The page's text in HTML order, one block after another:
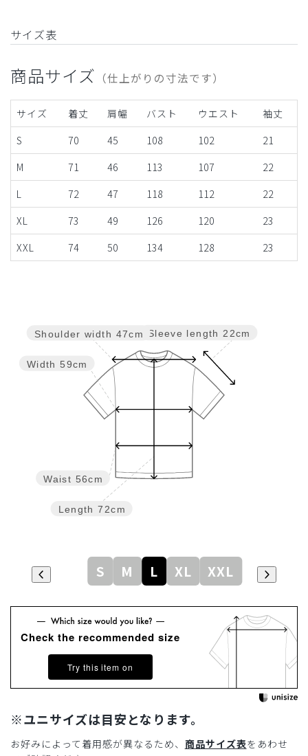
サイズ表
商品サイズ （仕上がりの寸法です）
サイズ 着丈 肩幅 バスト ウエスト
袖丈
S
70 45 108 102
21
M
71 46 113 107
22
L
72 47 118 112
22
XL
73 49 126 120
23
XXL
74 50 134 128 23
Sleeve length 22cm
Length 72cm
Waist 56cm
Width 59cm
Shoulder width 47cm
S M L XL XXL
Check the recommended size
Try this item on
※ユニサイズは目安となります。
お好みによって着用感が異なるため、 商品サイズ表をあわせ